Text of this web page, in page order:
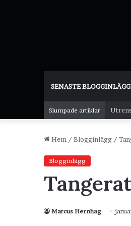
SENASTE
Slumpade artiklar
Hem / Blogginlägg /
Blogginlägg
Marcus Hernhag